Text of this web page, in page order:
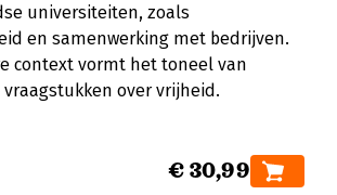
universiteiten, zoals
en samenwerking met bedrijven.
context vormt het toneel van
over vrijheid.
€ 30,99